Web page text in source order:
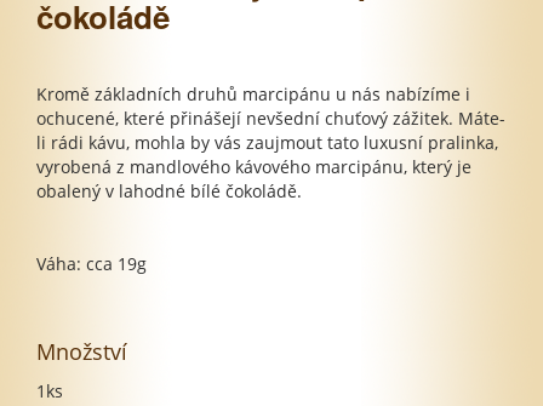
čokoládě
Kromě základních druhů marcipánu u nás nabízíme i
ochucené, které přinášejí nevšední chuťový zážitek. Máte-
li rádi kávu, mohla by vás zaujmout tato luxusní pralinka,
vyrobená z mandlového kávového marcipánu, který je
obalený v lahodné bílé čokoládě.
Váha: cca 19g
Množství
1ks